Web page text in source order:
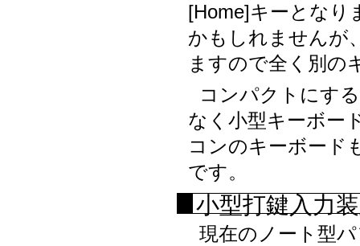
[Home]キーとなり
かもしれませんが
ますので全く別の
コンパクトにす
なく小型キーボー
コンのキーボード
です。
小型打鍵入力
現在のノート型